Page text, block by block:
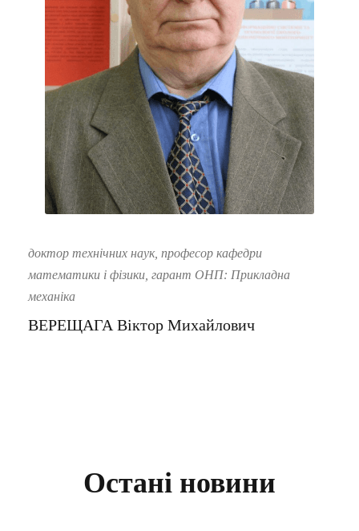
доктор технічних наук, професор кафедри
математики і фізики, гарант ОНП: Прикладна
механіка
ВЕРЕЩАГА Віктор Михайлович
Остані новини